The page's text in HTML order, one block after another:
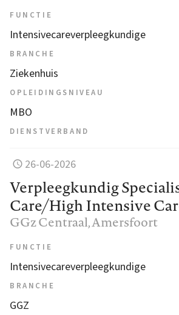
FUNCTIE
Intensivecareverpleegkundige
BRANCHE
Ziekenhuis
OPLEIDINGSNIVEAU
MBO
DIENSTVERBAND
26-06-2026
Verpleegkundig
Care/High Intensive
GGz Centraal, Amersfoort
FUNCTIE
Intensivecareverpleegkundige
BRANCHE
GGZ